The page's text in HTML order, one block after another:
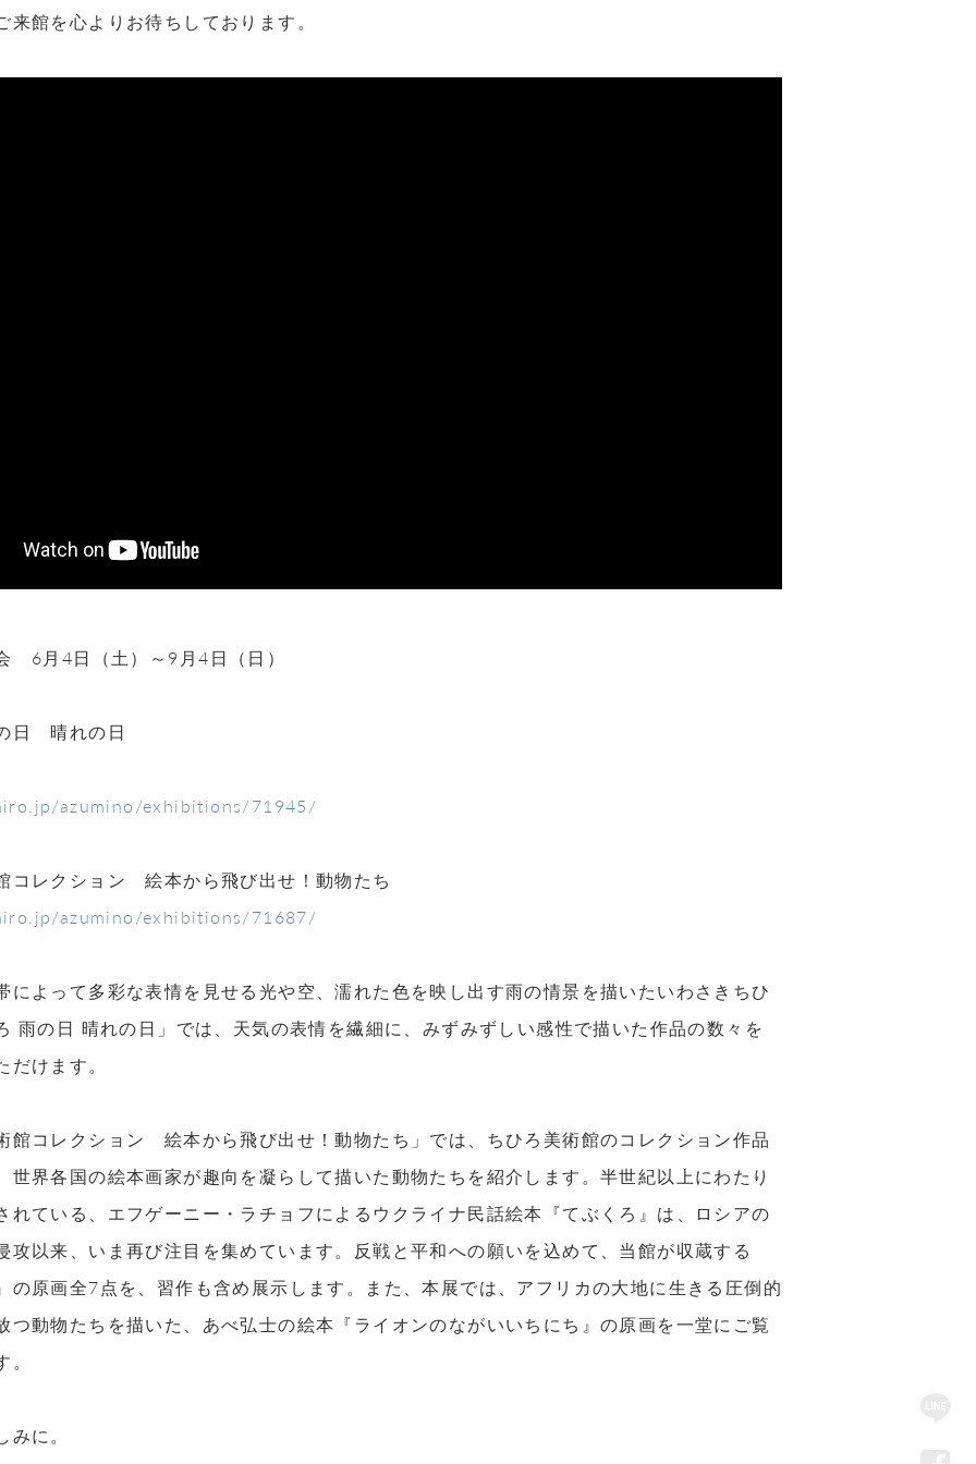
来館を心よりお待ちしております。
6月 4日（土）～ 9 月4日（日）
日 晴れの日
azumino/exhibitions/71945/
コレクション 絵本から飛び出せ！動物たち
azumino/exhibitions/71687/
によって多彩な表情を見せる光や空、濡れた色を映し出す雨の情景を描いたいわさきちひ
雨の日 晴れの日」では、天気の表情を繊細に、みずみずしい感性で描いた作品の数々を
けます。
館コレクション 絵本から飛び出せ！動物たち」では、ちひろ美術館のコレクション作品
世界各国の絵本画家が趣向を凝らして描いた動物たちを紹介します。半世紀以上にわたり
れている、エフゲーニー・ラチョフによるウクライナ民話絵本『てぶくろ』は、ロシアの
攻以来、いま再び注目を集めています。反戦と平和への願いを込めて、当館が収蔵する
の原画全7点を、習作も含め展示します。また、本展では、アフリカの大地に生きる圧倒的
つ動物たちを描いた、あべ弘士の絵本『ライオンのながいいちにち』の原画を一堂にご覧
に。